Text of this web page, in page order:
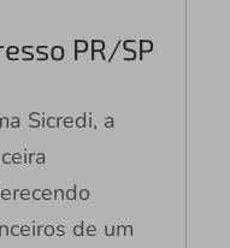
PR/SP
Sicredi, a
de um